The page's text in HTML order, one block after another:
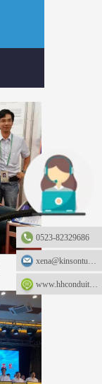
0523-82329686